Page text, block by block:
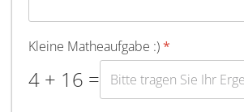
Kleine Matheaufgabe :)*
4 + 16 =